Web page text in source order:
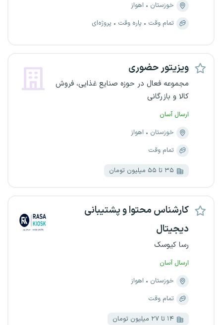
خوزستان
اهواز
تمام وقت
پاره وقت پروژه‌ای
ویزیتور حضوری
مجموعه فعال در حوزه صنایع غذایی، فروش
کالا و بازرگانی
ارسال آسان
خوزستان
اهواز
تمام وقت
۳۵ تا ۵۵ میلیون تومان
کارشناس محتوا و پشتیبانی
دیجیتال
رسا کیوسک
ارسال آسان
خوزستان
اهواز
تمام وقت
۱۴ تا ۲۷ میلیون تومان